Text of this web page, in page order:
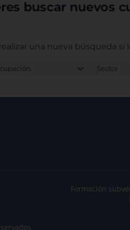
buscar nuevos
una nueva búsqueda si
Formación